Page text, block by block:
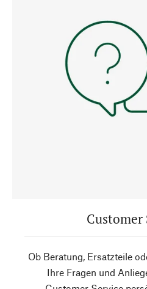
Customer
Ob Beratung, Ersatzteile
Ihre Fragen und